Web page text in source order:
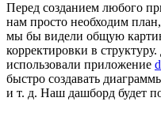
Перед созданием любого
нам просто необходим
мы бы видели общую
корректировки в
использовали приложение
быстро создавать
и т. д. Наш дашборд будет